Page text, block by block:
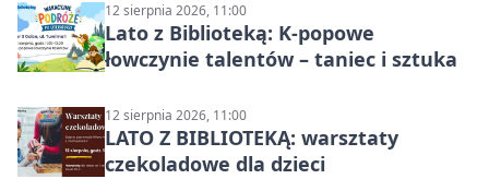
12 sierpnia 2026, 11:00
Lato z Biblioteką: K-popowe
łowczynie talentów – taniec i sztuka
12 sierpnia 2026, 11:00
LATO Z BIBLIOTEKĄ: warsztaty
czekoladowe dla dzieci